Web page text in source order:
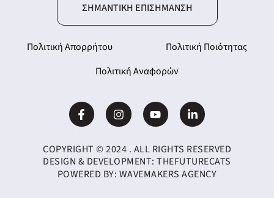
ΣΗΜΑΝΤΙΚΉ ΕΠΙΣΉΜΑΝΣΗ
Πολιτική Απορρήτου
Πολιτική Ποιότητας
Πολιτική Αναφορών
COPYRIGHT © 2024 . ALL RIGHTS RESERVED
DESIGN & DEVELOPMENT:THEFUTURECATS
POWERED BY: WAVEMAKERS AGENCY